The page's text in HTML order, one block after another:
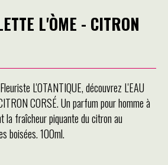
L'ÒME - CITRON
L'OTANTIQUE, découvrez L'EAU
CORSÉ. Un parfum pour homme à
fraîcheur piquante du citron au
boisées. 100ml.